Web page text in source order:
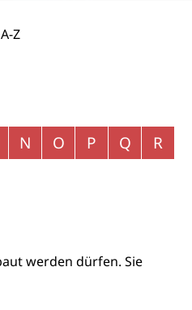
Z
N O P Q
R
werden dürfen. Sie